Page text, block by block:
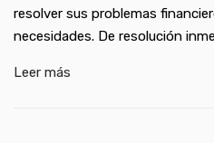
resolver sus problemas
necesidades. De resolución
Leer más